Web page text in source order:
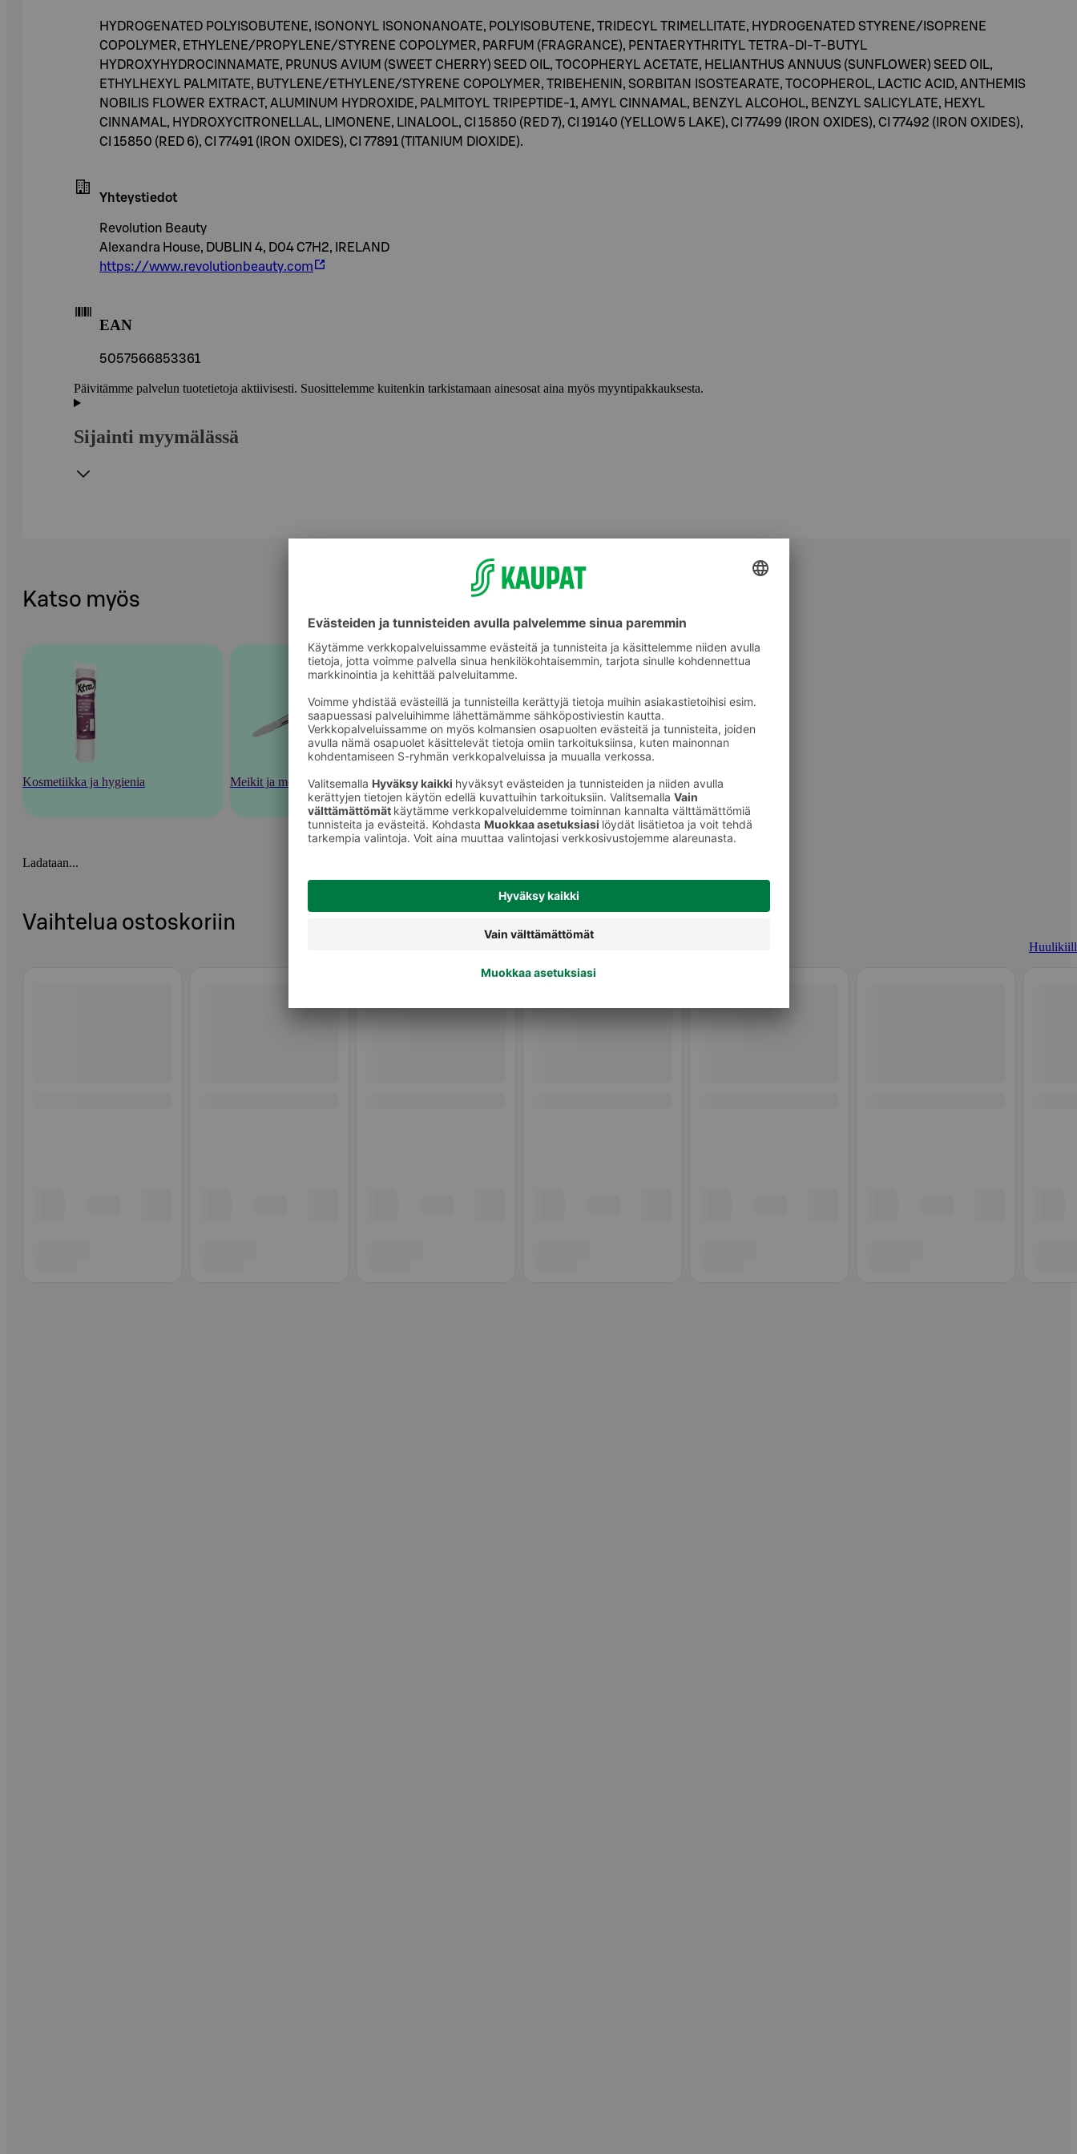
HYDROGENATED POLYISOBUTENE, ISONONYL ISONONANOATE, POLYISOBUTENE, TRIDECYL TRIMELLITATE, HYDROGENATED STYRENE/ISOPRENE
COPOLYMER, ETHYLENE/PROPYLENE/STYRENE COPOLYMER, PARFUM (FRAGRANCE), PENTAERYTHRITYL TETRA-DI-T-BUTYL
HYDROXYHYDROCINNAMATE, PRUNUS AVIUM (SWEET CHERRY) SEED OIL, TOCOPHERYL ACETATE, HELIANTHUS ANNUUS (SUNFLOWER) SEED OIL,
ETHYLHEXYL PALMITATE, BUTYLENE/ETHYLENE/STYRENE COPOLYMER, TRIBEHENIN, SORBITAN ISOSTEARATE, TOCOPHEROL, LACTIC ACID, ANTHEMIS
NOBILIS FLOWER EXTRACT, ALUMINUM HYDROXIDE, PALMITOYL TRIPEPTIDE-1, AMYL CINNAMAL, BENZYL ALCOHOL, BENZYL SALICYLATE, HEXYL
CINNAMAL, HYDROXYCITRONELLAL, LIMONENE, LINALOOL, CI 15850 (RED 7), CI 19140 (YELLOW 5 LAKE), CI 77499 (IRON OXIDES), CI 77492 (IRON OXIDES),
CI 15850 (RED 6), CI 77491 (IRON OXIDES), CI 77891 (TITANIUM DIOXIDE).
Yhteystiedot
Revolution Beauty
Alexandra House, DUBLIN 4, D04 C7H2, IRELAND
https://www.revolutionbeauty.com
EAN
5057566853361
Päivitämme palvelun tuotetietoja aktiivisesti. Suosittelemme kuitenkin tarkistamaan ainesosat aina myös myyntipakkauksesta.
Sijainti myymälässä
Katso myös
Kosmetiikka ja hygienia Meikit ja meikkaustarvikkeet Huulikiillot
Ladataan...
Vaihtelua ostoskoriin